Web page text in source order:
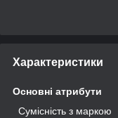
Характеристики
Основні атрибути
Сумісність з маркою